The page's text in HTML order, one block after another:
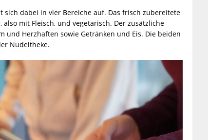
dabei in vier Bereiche auf. Das frisch zubereitete
mit Fleisch, und vegetarisch. Der zusätzliche
und Herzhaften sowie Getränken und Eis. Die beiden
Nudeltheke.